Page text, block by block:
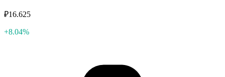
₽16.625
+8.04%